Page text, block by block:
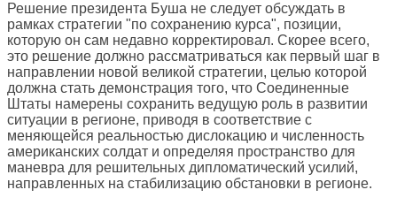
Решение президента Буша не следует обсуждать в
рамках стратегии "по сохранению курса", позиции,
которую он сам недавно корректировал. Скорее всего,
это решение должно рассматриваться как первый шаг в
направлении новой великой стратегии, целью которой
должна стать демонстрация того, что Соединенные
Штаты намерены сохранить ведущую роль в развитии
ситуации в регионе, приводя в соответствие с
меняющейся реальностью дислокацию и численность
американских солдат и определяя пространство для
маневра для решительных дипломатический усилий,
направленных на стабилизацию обстановки в регионе.